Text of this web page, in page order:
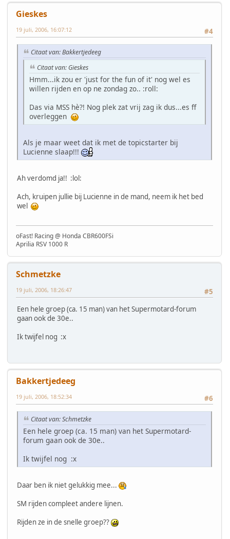
Gieskes
#4
19 juli, 2006, 16:07:12
Citaat van: Bakkertjedeeg
Citaat van: Gieskes
Hmm...ik zou er 'just for the fun of it' nog wel es
willen rijden en op ne zondag zo.. :roll:
Das via MSS hè?! Nog plek zat vrij zag ik dus...es ff
overleggen
Als je maar weet dat ik met de topicstarter bij
Lucienne slaap!!!
Ah verdomd ja!! :lol:
Ach, kruipen jullie bij Lucienne in de mand, neem ik het bed
wel
oFast! Racing @ Honda CBR600FSi
Aprilia RSV 1000 R
Schmetzke
#5
19 juli, 2006, 18:26:47
Een hele groep (ca. 15 man) van het Supermotard-forum
gaan ook de 30e..
Ik twijfel nog :x
Bakkertjedeeg
#6
19 juli, 2006, 18:52:34
Citaat van: Schmetzke
Een hele groep (ca. 15 man) van het Supermotard-
forum gaan ook de 30e..
Ik twijfel nog :x
Daar ben ik niet gelukkig mee...
SM rijden compleet andere lijnen.
Rijden ze in de snelle groep??